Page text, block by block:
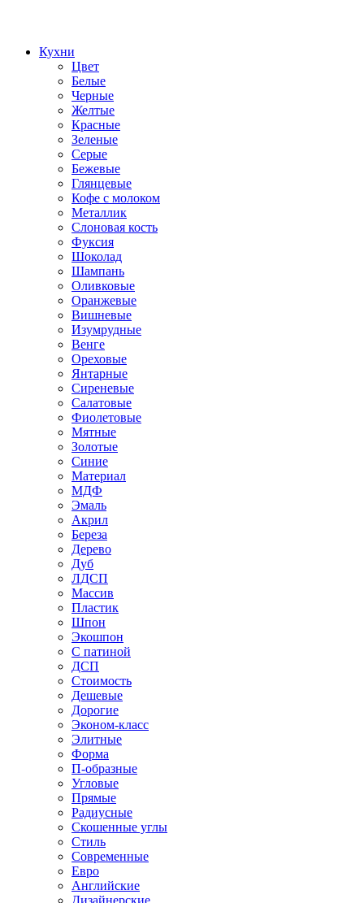
Кухни
Цвет
Белые
Черные
Желтые
Красные
Зеленые
Серые
Бежевые
Глянцевые
Кофе с молоком
Металлик
Слоновая кость
Фуксия
Шоколад
Шампань
Оливковые
Оранжевые
Вишневые
Изумрудные
Венге
Ореховые
Янтарные
Сиреневые
Салатовые
Фиолетовые
Мятные
Золотые
Синие
Материал
МДФ
Эмаль
Акрил
Береза
Дерево
Дуб
ЛДСП
Массив
Пластик
Шпон
Экошпон
С патиной
ДСП
Стоимость
Дешевые
Дорогие
Эконом-класс
Элитные
Форма
П-образные
Угловые
Прямые
Радиусные
Скошенные углы
Стиль
Современные
Евро
Английские
Дизайнерские